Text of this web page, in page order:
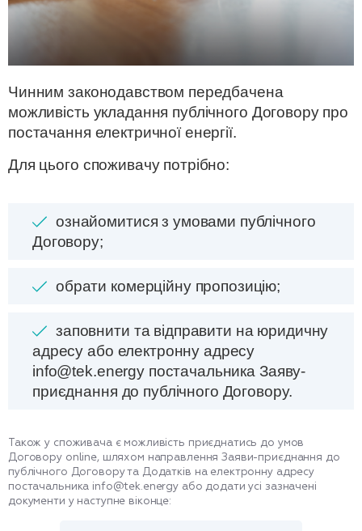
Чинним законодавством передбачена
можливість укладання публічного Договору про
постачання електричної енергії.
Для цього споживачу потрібно:
ознайомитися з умовами публічного
Договору;
обрати комерційну пропозицію;
заповнити та відправити на юридичну
адресу або електронну адресу
info@tek.energy постачальника Заяву-
приєднання до публічного Договору.
Також у споживача є можливість приєднатись до умов
Договору online, шляхом направлення Заяви-приєднання до
публічного Договору та Додатків на електронну адресу
постачальника info@tek.energy або додати усі зазначені
документи у наступне віконце: